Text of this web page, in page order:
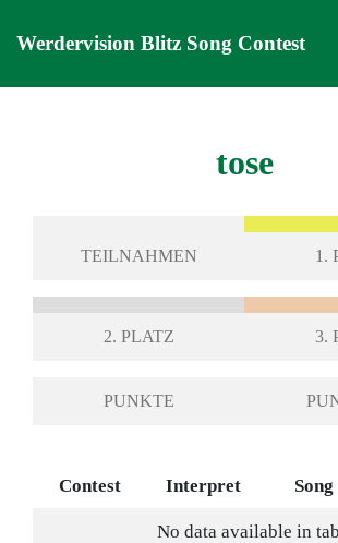
Werdervision Blitz Song Contest
tose
TEILNAHMEN 1.
2. PLATZ 3.
PUNKTE
Contest Interpret Song
No data available in